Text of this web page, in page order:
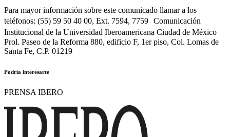
Para mayor información sobre este comunicado llamar a los
teléfonos: (55) 59 50 40 00, Ext. 7594, 7759 Comunicación
Institucional de la Universidad Iberoamericana Ciudad de México
Prol. Paseo de la Reforma 880, edificio F, 1er piso, Col. Lomas de
Santa Fe, C.P. 01219
Podría interesarte
PRENSA IBERO